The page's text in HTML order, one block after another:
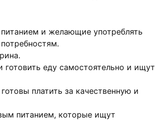
и желающие употреблять
еду самостоятельно и ищут
платить за качественную и
питанием, которые ищут